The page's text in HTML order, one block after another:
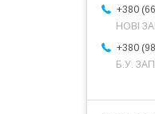
+380
НОВІ
+380
Б.У.